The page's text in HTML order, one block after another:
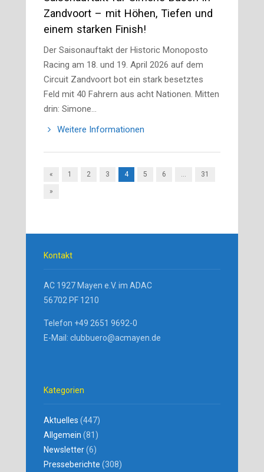
Zandvoort – mit Höhen, Tiefen und
einem starken Finish!
Der Saisonauftakt der Historic Monoposto
Racing am 18. und 19. April 2026 auf dem
Circuit Zandvoort bot ein stark besetztes
Feld mit 40 Fahrern aus acht Nationen. Mitten
drin: Simone…
Weitere Informationen
« 1 2 3 4 5 6 … 31
»
Kontakt
AC 1927 Mayen e.V. im ADAC
56702 PF 1210
Telefon +49 2651 9692-0
E-Mail: clubbuero@acmayen.de
Kategorien
Aktuelles (447)
Allgemein (81)
Newsletter(6)
Presseberichte (308)